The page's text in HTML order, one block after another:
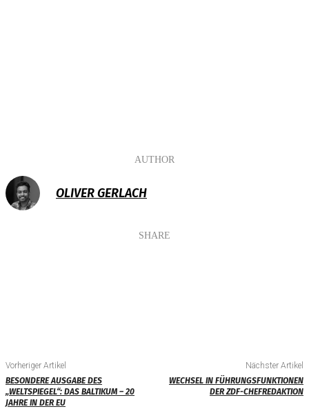
AUTHOR
OLIVER GERLACH
SHARE
Vorheriger Artikel
BESONDERE AUSGABE DES
„WELTSPIEGEL“: DAS BALTIKUM – 20
JAHRE IN DER EU
Nächster Artikel
WECHSEL IN FÜHRUNGSFUNKTIONEN
DER ZDF-CHEFREDAKTION